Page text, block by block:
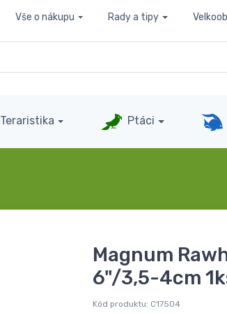
Vše o nákupu Rady a tipy
Teraristika Ptáci
Magnum
6"/3,5-4cm
Kód produktu: C17504